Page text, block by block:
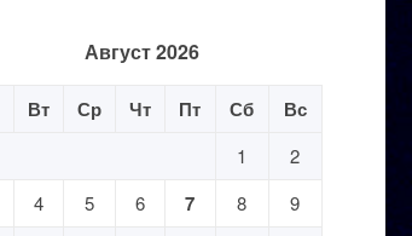
Август 2026
Вт Ср Чт Пт Сб Вс
1
2
4 5 6 7 8
9